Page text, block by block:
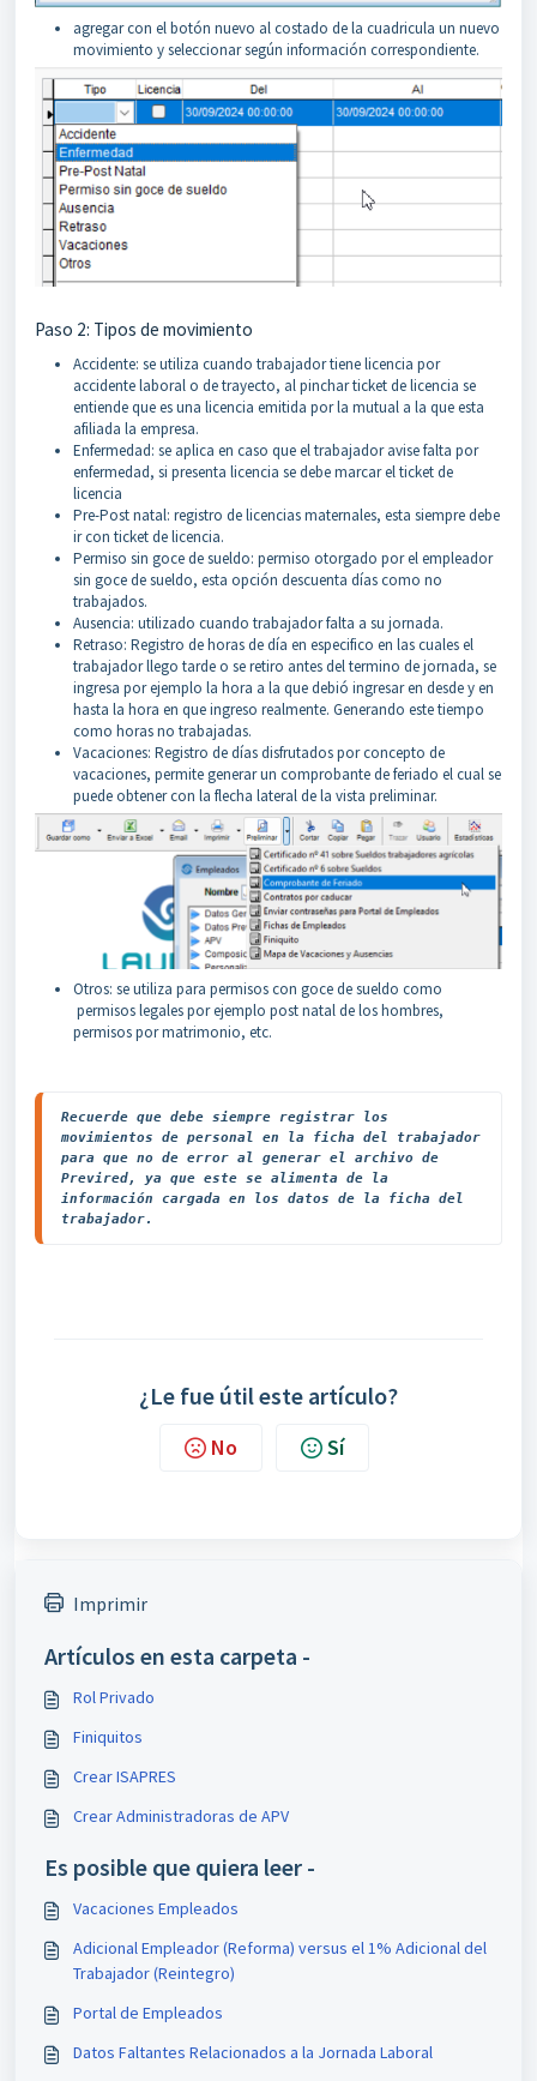
agregar con el botón nuevo al costado de la cuadricula un nuevo
movimiento y seleccionar según información correspondiente.
Paso 2: Tipos de movimiento
Accidente: se utiliza cuando trabajador tiene licencia por
accidente laboral o de trayecto, al pinchar ticket de licencia se
entiende que es una licencia emitida por la mutual a la que esta
afiliada la empresa.
Enfermedad: se aplica en caso que el trabajador avise falta por
enfermedad, si presenta licencia se debe marcar el ticket de
licencia
Pre-Post natal: registro de licencias maternales, esta siempre debe
ir con ticket de licencia.
Permiso sin goce de sueldo: permiso otorgado por el empleador
sin goce de sueldo, esta opción descuenta días como no
trabajados.
Ausencia: utilizado cuando trabajador falta a su jornada.
Retraso: Registro de horas de día en especifico en las cuales el
trabajador llego tarde o se retiro antes del termino de jornada, se
ingresa por ejemplo la hora a la que debió ingresar en desde y en
hasta la hora en que ingreso realmente. Generando este tiempo
como horas no trabajadas.
Vacaciones: Registro de días disfrutados por concepto de
vacaciones, permite generar un comprobante de feriado el cual se
puede obtener con la flecha lateral de la vista preliminar.
Otros: se utiliza para permisos con goce de sueldo como
permisos legales por ejemplo post natal de los hombres,
permisos por matrimonio, etc.
Recuerde que debe siempre registrar los
movimientos de personal en la ficha del trabajador
para que no de error al generar el archivo de
Previred, ya que este se alimenta de la
información cargada en los datos de la ficha del
trabajador.
¿Le fue útil este artículo?
No Sí
Imprimir
Artículos en esta carpeta -
Rol Privado
Finiquitos
Crear ISAPRES
Crear Administradoras de APV
Es posible que quiera leer -
Vacaciones Empleados
Adicional Empleador (Reforma) versus el 1% Adicional del
Trabajador (Reintegro)
Portal de Empleados
Datos Faltantes Relacionados a la Jornada Laboral